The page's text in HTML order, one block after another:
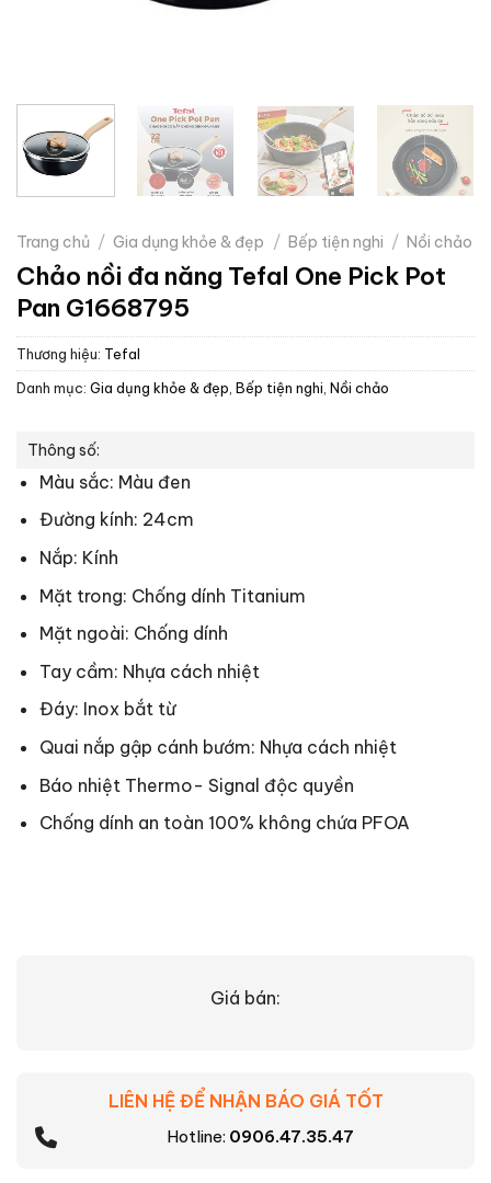
Trang chủ / Gia dụng khỏe & đẹp / Bếp tiện nghi / Nồi chảo
Chảo nồi đa năng Tefal One Pick Pot
Pan G1668795
Thương hiệu: Tefal
Danh mục: Gia dụng khỏe & đẹp Bếp tiện nghi Nồi chảo
Thông số:
Màu sắc: Màu đen
Đường kính: 24cm
Nắp: Kính
Mặt trong: Chống dính Titanium
Mặt ngoài: Chống dính
Tay cầm: Nhựa cách nhiệt
Đáy: Inox bắt từ
Quai nắp gập cánh bướm: Nhựa cách nhiệt
Báo nhiệt Thermo- Signal độc quyền
Chống dính an toàn 100% không chứa PFOA
Giá bán:
LIÊN HỆ ĐỂ NHẬN BÁO GIÁ TỐT
Hotline: 0906.47.35.47